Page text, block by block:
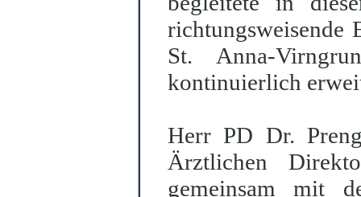
richtungsweisende
St. Anna-
kontinuierlich
Herr PD Dr.
Ärztlichen
gemeinsam mit